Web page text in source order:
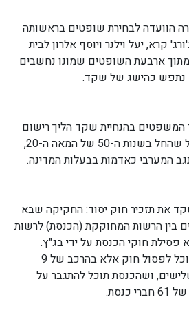
2017 בחרה הוועדה לבחירת שופטים בראשותה
קרא, יעל וילנר ויוסף אלרון לבית
ארבעת השופטים שמונו נחשבים
נתפש כהישג של שקד.
משרד המשפטים בהנחיית שקד הליך רישום
זכויות במקרקעין בישראל שהחל בשנות ה-50 של המאה ה-20,
פרסמה שקד את תזכיר חוק יסוד: החקיקה שבא
בין הרשות המחוקקת (הכנסת) לרשות
חוקי הכנסת על ידי בג"ץ.
בתזכיר הוצע שבג"ץ לא יוכל לפסול חוק אלא בהרכב של 9
ושהכנסת תוכל להתגבר על